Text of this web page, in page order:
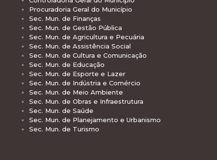
Procuradoria Geral do Município
Sec. Mun. de Finanças
Sec. Mun. de Gestão Pública
Sec. Mun. de Agricultura e Pecuária
Sec. Mun. de Assistência Social
Sec. Mun. de Cultura e Comunicação
Sec. Mun. de Educação
Sec. Mun. de Esporte e Lazer
Sec. Mun. de Indústria e Comércio
Sec. Mun. de Meio Ambiente
Sec. Mun. de Obras e Infraestrutura
Sec. Mun. de Saúde
Sec. Mun. de Planejamento e Urbanismo
Sec. Mun. de Turismo